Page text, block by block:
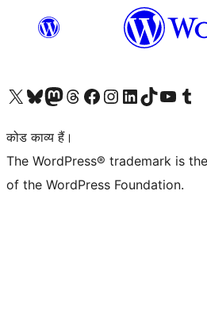
Visit our X (formerly Twitter) account
हमारे बलुस्की खाते पर जाएँVisit our Mastodon account
हमारे थ्रेड्स अकाउंट पर जाएंहमारे फेसबुक पेज पर जाएँहमारे इंस्टाग्राम अकाउंट पर जाएंहमारे लिंक्डइन खाते पर जाएँहमारे टिकटॉक खाते पर जाएँहमारे यूट्यूब चैनल पर जाएंहमारे Tumblr खाते पर जाएँ
कोड काव्य हैं।
The WordPress® trademark is
of the WordPress Foundation.